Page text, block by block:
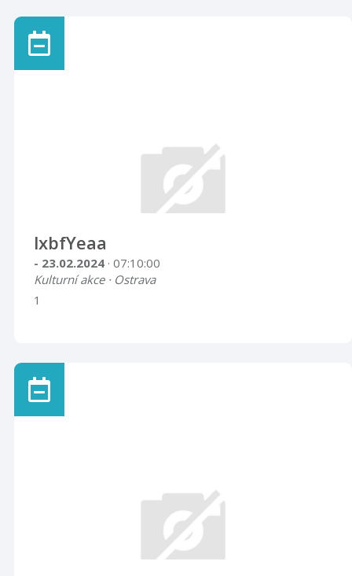
lxbfYeaa
- 23.02.2024 · 07:10:00
Kulturní akce · Ostrava
1